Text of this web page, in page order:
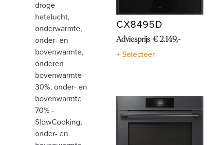
droge
hetelucht,
onderwarmte,
onder- en
bovenwarmte,
onderen
bovenwarmte
30%, onder- en
bovenwarmte
70% -
SlowCooking,
onder- en
CX8495D
Adviesprijs € 2.149,-
+ Selecteer